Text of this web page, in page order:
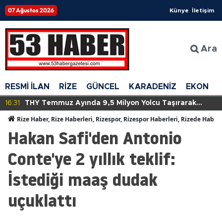
07 Ağustos 2026 Künye İletişim
Ara
RESMİ İLAN RİZE GÜNCEL KARADENİZ
16:31
THY Temmuz Ayında 9,5 Milyon Yolcu Taşırarak
Rize Haber, Rize Haberleri, Rizespor, Rizespor Haberleri, Rizede
Hakan Safi'den Antonio
Conte'ye 2 yıllık teklif:
İstediği maaş dudak
uçuklattı